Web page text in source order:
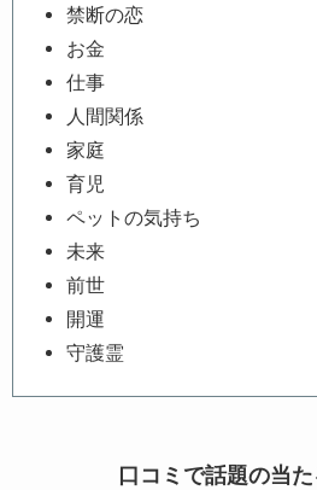
禁断の恋
お金
仕事
人間関係
家庭
育児
ペットの気持ち
未来
前世
開運
守護霊
口コミで話題の当